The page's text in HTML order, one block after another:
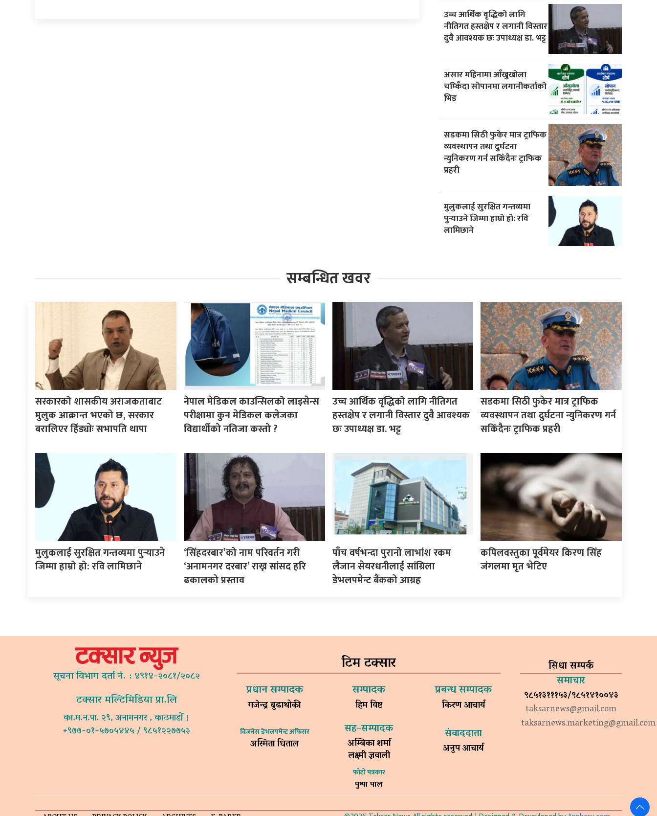
उच्च आर्थिक वृद्धिको लागि
नीतिगत हस्तक्षेप र लगानी विस्तार
दुवै आवश्यक छः उपाध्यक्ष डा. भट्ट
असार महिनामा आँखुखोला
चम्किँदा सोपानमा लगानीकर्ताको
भिड
सडकमा सिठी फुकेर मात्र ट्राफिक
व्यवस्थापन तथा दुर्घटना
न्युनिकरण गर्न सकिँदैनः ट्राफिक
प्रहरी
मुलुकलाई सुरक्षित गन्तव्यमा
पुर्‍याउने जिम्मा हाम्रो हो: रवि
लामिछाने
सम्बन्धित खवर
सरकारको शासकीय अराजकताबाट
मुलुक आक्रान्त भएको छ, सरकार
बरालिएर हिँड्याेः सभापति थापा
नेपाल मेडिकल काउन्सिलको लाइसेन्स
परीक्षामा कुन मेडिकल कलेजका
विद्यार्थीको नतिजा कस्तो ?
उच्च आर्थिक वृद्धिको लागि नीतिगत
हस्तक्षेप र लगानी विस्तार दुवै आवश्यक
छः उपाध्यक्ष डा. भट्ट
सडकमा सिठी फुकेर मात्र ट्राफिक
व्यवस्थापन तथा दुर्घटना न्युनिकरण गर्न
सकिँदैनः ट्राफिक प्रहरी
मुलुकलाई सुरक्षित गन्तव्यमा पुर्‍याउने
जिम्मा हाम्रो हो: रवि लामिछाने
‘सिंहदरबार’को नाम परिवर्तन गरी
‘अनामनगर दरबार’ राख्न सांसद हरि
ढकालको प्रस्ताव
पाँच वर्षभन्दा पुरानो लाभांश रकम
लैजान सेयरधनीलाई सांग्रिला
डेभलपमेन्ट बैंकको आग्रह
कपिलवस्तुका पूर्वमेयर किरण सिंह
जंगलमा मृत भेटिए
सूचना विभाग दर्ता नं. : ४९१४-२०८१/२०८२
टक्सार मल्टिमिडिया प्रा.लि
का.म.न.पा. २९, अनामनगर , काठमाडौं ।
+९७७-०१-५७०५४४५ / ९८५१२२७७५३
टिम टक्सार
प्रधान सम्पादक
गजेन्द्र बुढाथोकी
सम्पादक
हिम विष्ट
प्रबन्ध सम्पादक
किरण आचार्य
विजनेस डेभलपमेन्ट अफिसर
अस्मिता धिताल
सह–सम्पादक
अम्बिका शर्मा
लक्ष्मी ज्ञवाली
फोटो पत्रकार
पुष्पा पाल
संवाददाता
अनुप आचार्य
सिधा सम्पर्क
समाचार
९८५१३१११५३/९८५१४१००४३
taksarnews@gmail.com
taksarnews.marketing@gmail.com